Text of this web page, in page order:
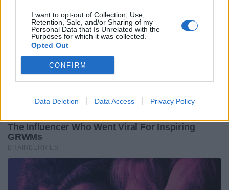
I want to opt-out of Collection, Use,
Retention, Sale, and/or Sharing of my
Personal Data that Is Unrelated with the
Purposes for which it was collected.
Opted Out
CONFIRM
Data Deletion Data Access Privacy Policy